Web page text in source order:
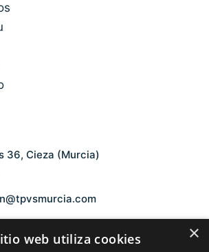
36, Cieza (Murcia)
×
web utiliza cookies